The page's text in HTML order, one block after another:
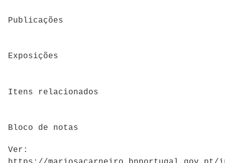
Publicações
Exposições
Itens relacionados
Bloco de notas
Ver: